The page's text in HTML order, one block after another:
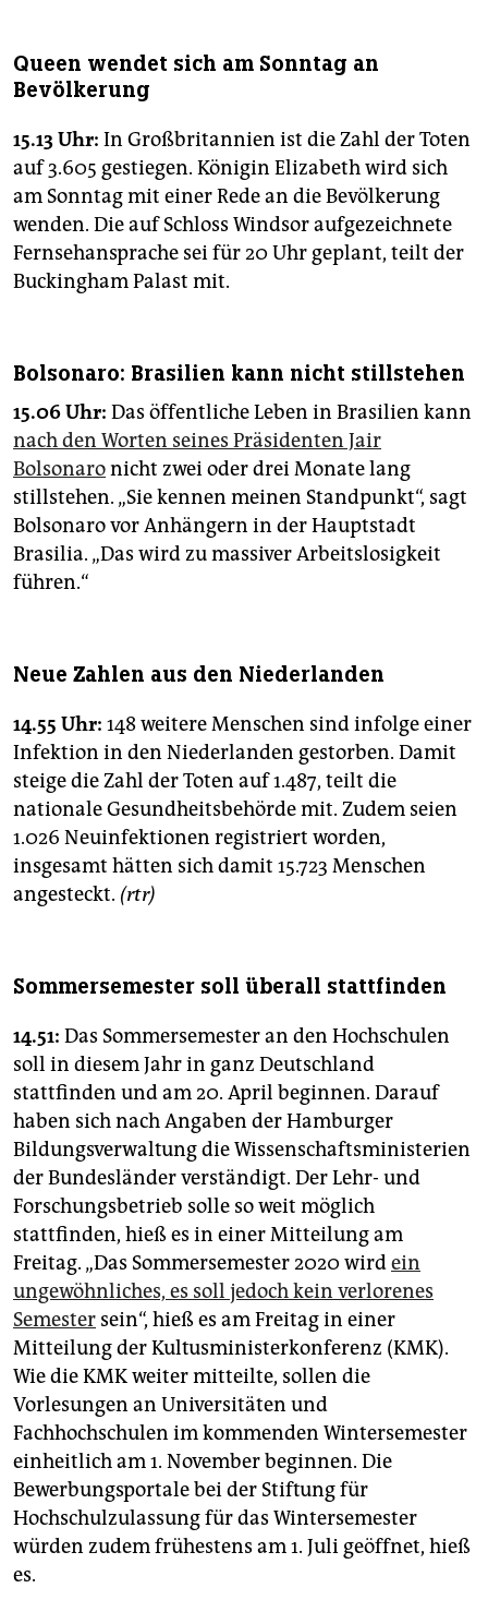
Queen wendet sich am Sonntag an
Bevölkerung
15.13 Uhr: In Großbritannien ist die Zahl der Toten
auf 3.605 gestiegen. Königin Elizabeth wird sich
am Sonntag mit einer Rede an die Bevölkerung
wenden. Die auf Schloss Windsor aufgezeichnete
Fernsehansprache sei für 20 Uhr geplant, teilt der
Buckingham Palast mit.
Bolsonaro: Brasilien kann nicht stillstehen
15.06 Uhr: Das öffentliche Leben in Brasilien kann
nach den Worten seines Präsidenten Jair
Bolsonaronicht zwei oder drei Monate lang
stillstehen. „Sie kennen meinen Standpunkt“, sagt
Bolsonaro vor Anhängern in der Hauptstadt
Brasilia. „Das wird zu massiver Arbeitslosigkeit
führen.“
Neue Zahlen aus den Niederlanden
14.55 Uhr: 148 weitere Menschen sind infolge einer
Infektion in den Niederlanden gestorben. Damit
steige die Zahl der Toten auf 1.487, teilt die
nationale Gesundheitsbehörde mit. Zudem seien
1.026 Neuinfektionen registriert worden,
insgesamt hätten sich damit 15.723 Menschen
angesteckt. (rtr)
Sommersemester soll überall stattfinden
14.51: Das Sommersemester an den Hochschulen
soll in diesem Jahr in ganz Deutschland
stattfinden und am 20. April beginnen. Darauf
haben sich nach Angaben der Hamburger
Bildungsverwaltung die Wissenschaftsministerien
der Bundesländer verständigt. Der Lehr- und
Forschungsbetrieb solle so weit möglich
stattfinden, hieß es in einer Mitteilung am
Freitag. „Das Sommersemester 2020 wirdein
ungewöhnliches, es soll jedoch kein verlorenes
Semester sein“, hieß es am Freitag in einer
Mitteilung der Kultusministerkonferenz (KMK).
Wie die KMK weiter mitteilte, sollen die
Vorlesungen an Universitäten und
Fachhochschulen im kommenden Wintersemester
einheitlich am 1. November beginnen. Die
Bewerbungsportale bei der Stiftung für
Hochschulzulassung für das Wintersemester
würden zudem frühestens am 1. Juli geöffnet, hieß
es.